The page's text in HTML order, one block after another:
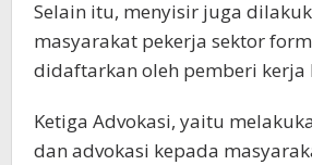
Selain itu, menyisir juga
masyarakat pekerja sektor
didaftarkan oleh pemberi kerja
Ketiga Advokasi, yaitu
dan advokasi kepada